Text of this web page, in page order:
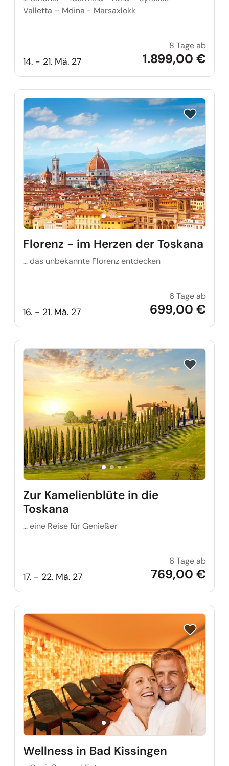
Valletta – Mdina - Marsaxlokk
14. - 21. Mä. 27
8 Tage ab
1.899,00 €
Reise auf
Florenz - im Herzen der Toskana
… das unbekannte Florenz entdecken
16. - 21. Mä. 27
6 Tage ab
699,00 €
Reise auf
Zur Kamelienblüte in die
Toskana
... eine Reise für Genießer
17. - 22. Mä. 27
Zur
6 Tage ab
769,00 €
Reise auf
Wellness in Bad Kissingen